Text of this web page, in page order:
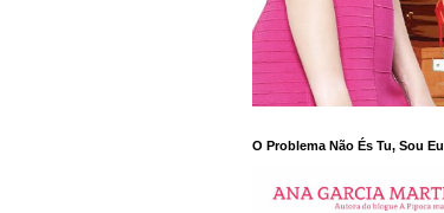
O Problema Não És Tu, Sou Eu